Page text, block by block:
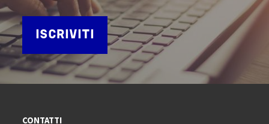
ISCRIVITI
CONTATTI